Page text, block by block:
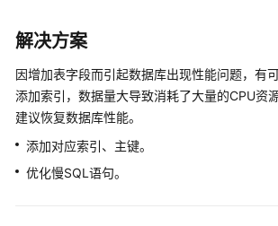
务
告
产
品
介
绍
解决方案
因增加表字段而引起数据库出现性能问题，有
添加索引，数据量大导致消耗了大量的CPU资
建议恢复数据库性能。
添加对应索引、主键。
优化慢SQL语句。